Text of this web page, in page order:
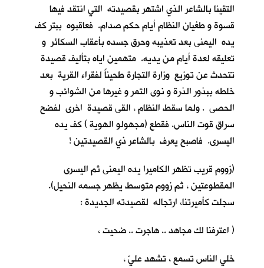
التقينا بالشاعر الذي اشتهر بقصيدته التي انتقد فيها
قسوة و طغيان النظام أيام حكم صدام. فعاقبوه ببتر كف
يده اليمنى بعد تعذيبه وحرق جسده بأعقاب السكائر و
تعليقه لعدة أيام من يديه. متهمين اياه بتأليف قصيدة
تتحدث عن توزيع وزارة التجارة طحيناً لفقراء القرية بعد
خلطه ببذور الذرة و نوى التمر و غيرها من الشوائب و
الحصى . ولما سقط النظام ، القى قصيدة اخرى لفضح
سراق قوت الناس. فقطع (مجهولو الهوية ) كف يده
اليسرى. فاصبح يعرف بالشاعر ذي القصيدتين !
(زووم قريب تظهر الكاميرا يده اليمنى ثم اليسرى
المقطوعتين ، ثم زووم متوسط يظهر جسمه النحيل).
سجلت كأميرتنا، ارتجاله لقصيدته الجديدة :
( اعترفنا لك مجاهد .. هاجرت .. ضحيت ،
خلي الناس تسمع ، تشهد عليّ ،